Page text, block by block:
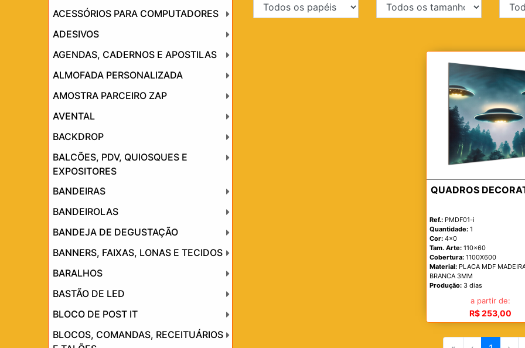
ACESSÓRIOS PARA COMPUTADORES
ADESIVOS
AGENDAS, CADERNOS E APOSTILAS
ALMOFADA PERSONALIZADA
AMOSTRA PARCEIRO ZAP
AVENTAL
BACKDROP
BALCÕES, PDV, QUIOSQUES E
EXPOSITORES
BANDEIRAS
BANDEIROLAS
BANDEJA DE DEGUSTAÇÃO
BANNERS, FAIXAS, LONAS E TECIDOS
BARALHOS
BASTÃO DE LED
BLOCO DE POST IT
BLOCOS, COMANDAS, RECEITUÁRIOS
QUADROS
Ref.: PMDF01-i
Quantidade: 1
Cor: 4x0
Tam. Arte: 110x60
Cobertura: 1100X600
Material: PLACA MDF
BRANCA 3MM
Produção: 3 dias
a partir de:
R$ 253,00